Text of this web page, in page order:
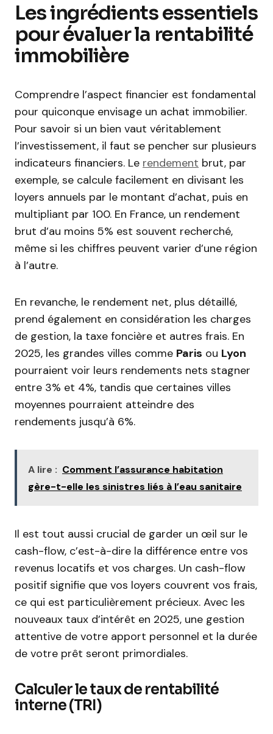
Les ingrédients essentiels
pour évaluer la rentabilité
immobilière
Comprendre l’aspect financier est fondamental
pour quiconque envisage un achat immobilier.
Pour savoir si un bien vaut véritablement
l’investissement, il faut se pencher sur plusieurs
indicateurs financiers. Le rendement brut, par
exemple, se calcule facilement en divisant les
loyers annuels par le montant d’achat, puis en
multipliant par 100. En France, un rendement
brut d’au moins 5% est souvent recherché,
même si les chiffres peuvent varier d’une région
à l’autre.
En revanche, le rendement net, plus détaillé,
prend également en considération les charges
de gestion, la taxe foncière et autres frais. En
2025, les grandes villes comme Paris ou Lyon
pourraient voir leurs rendements nets stagner
entre 3% et 4%, tandis que certaines villes
moyennes pourraient atteindre des
rendements jusqu’à 6%.
A lire : Comment l’assurance habitation
gère-t-elle les sinistres liés à l’eau sanitaire
Il est tout aussi crucial de garder un œil sur le
cash-flow, c’est-à-dire la différence entre vos
revenus locatifs et vos charges. Un cash-flow
positif signifie que vos loyers couvrent vos frais,
ce qui est particulièrement précieux. Avec les
nouveaux taux d’intérêt en 2025, une gestion
attentive de votre apport personnel et la durée
de votre prêt seront primordiales.
Calculer le taux de rentabilité
interne (TRI)